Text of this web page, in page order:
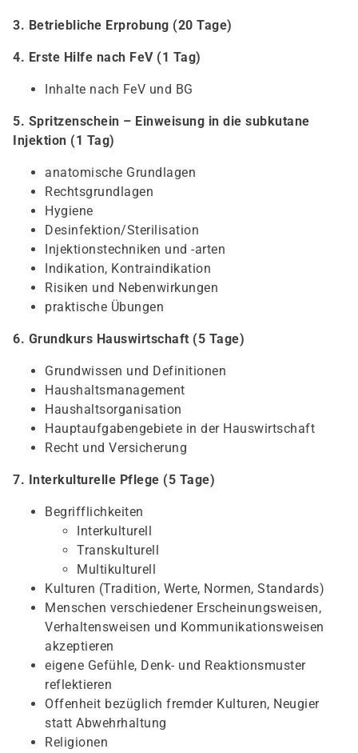
3. Betriebliche Erprobung (20 Tage)
4. Erste Hilfe nach FeV (1 Tag)
Inhalte nach FeV und BG
5. Spritzenschein – Einweisung in die subkutane
Injektion (1 Tag)
anatomische Grundlagen
Rechtsgrundlagen
Hygiene
Desinfektion/Sterilisation
Injektionstechniken und -arten
Indikation, Kontraindikation
Risiken und Nebenwirkungen
praktische Übungen
6. Grundkurs Hauswirtschaft (5 Tage)
Grundwissen und Definitionen
Haushaltsmanagement
Haushaltsorganisation
Hauptaufgabengebiete in der Hauswirtschaft
Recht und Versicherung
7. Interkulturelle Pflege (5 Tage)
Begrifflichkeiten
Interkulturell
Transkulturell
Multikulturell
Kulturen (Tradition, Werte, Normen, Standards)
Menschen verschiedener Erscheinungsweisen,
Verhaltensweisen und Kommunikationsweisen
akzeptieren
eigene Gefühle, Denk- und Reaktionsmuster
reflektieren
Offenheit bezüglich fremder Kulturen, Neugier
statt Abwehrhaltung
Religionen